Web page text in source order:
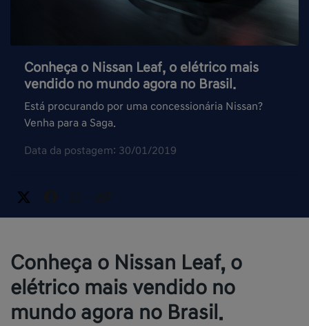
Conheça o Nissan Leaf, o elétrico mais
vendido no mundo agora no Brasil.
Está procurando por uma concessionária Nissan?
Venha para a Saga.
Data da postagem: 30/01/2019
Conheça o Nissan Leaf, o
elétrico mais vendido no
mundo agora no Brasil.